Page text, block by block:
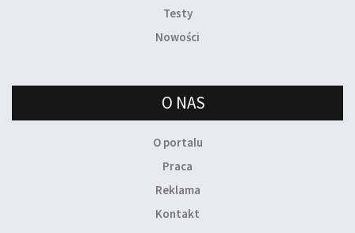
Testy
Nowości
O NAS
O portalu
Praca
Reklama
Kontakt